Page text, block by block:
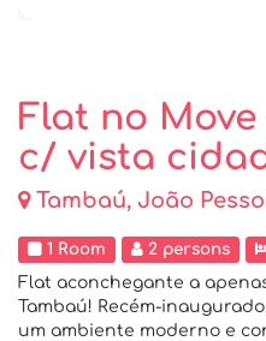
Flat no
c/ vista
Tambaú, João
1 Room 2 persons
Flat aconchegante a
Tambaú! Recém-
um ambiente moderno e